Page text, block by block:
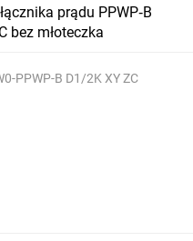
prądu PPWP‑B
bez młoteczka
PPWP-B D1/2K XY ZC